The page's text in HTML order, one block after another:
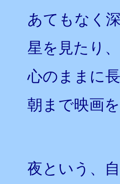
あてもなく
星を見たり、
心のままに
朝まで映画
夜という、